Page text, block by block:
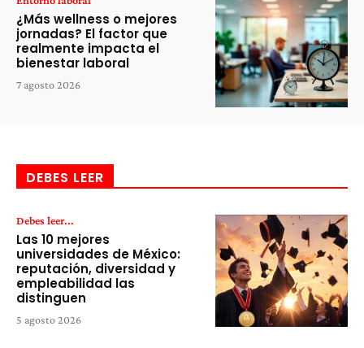
¿Más wellness o mejores
jornadas? El factor que
realmente impacta el
bienestar laboral
7 agosto 2026
DEBES LEER
Debes leer...
Las 10 mejores
universidades de México:
reputación, diversidad y
empleabilidad las
distinguen
5 agosto 2026